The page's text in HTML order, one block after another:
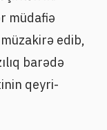
müdafiə
edib,
barədə
qeyri-